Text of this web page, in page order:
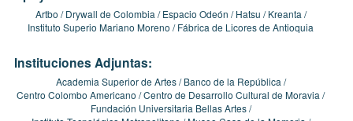
Artbo Drywall de Colombia Espacio Odeón Hatsu
Kreanta
Instituto Superio Mariano Moreno
Fábrica de Licores de Antioquia
Instituciones Adjuntas:
Academia Superior de Artes
Banco de la República
Centro Colombo Americano Centro de Desarrollo Cultural de Moravia
Fundación Universitaria Bellas Artes